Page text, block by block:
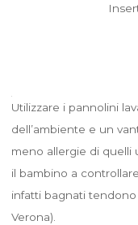
Utilizzare i pannolini
dell’ambiente e un
meno allergie di quelli
il bambino a
infatti bagnati tendono
Verona).